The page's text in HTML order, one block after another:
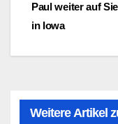
Paul weiter auf
in Iowa
Weitere Artikel